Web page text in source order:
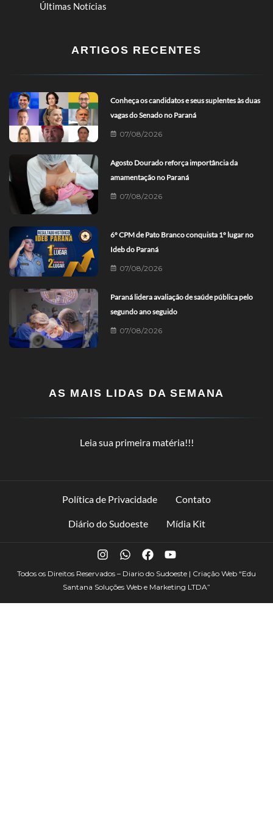
Últimas Notícias
ARTIGOS RECENTES
Conheça os candidatos e seus suplentes às duas
vagas do Senado no Paraná
07/08/2026
Agosto Dourado reforça importância da
amamentação no Paraná
07/08/2026
6º CPM de Pato Branco conquista 1º lugar no
Ideb do Paraná
07/08/2026
Paraná lidera avaliação de saúde pública pelo
segundo ano seguido
07/08/2026
AS MAIS LIDAS DA SEMANA
Leia sua primeira matéria!!!
Política de Privacidade Contato
Diário do Sudoeste Mídia Kit
Todos os Direitos Reservados – Diario do Sudoeste | Criação Web “Edu
Santana Soluções Web e Marketing LTDA”